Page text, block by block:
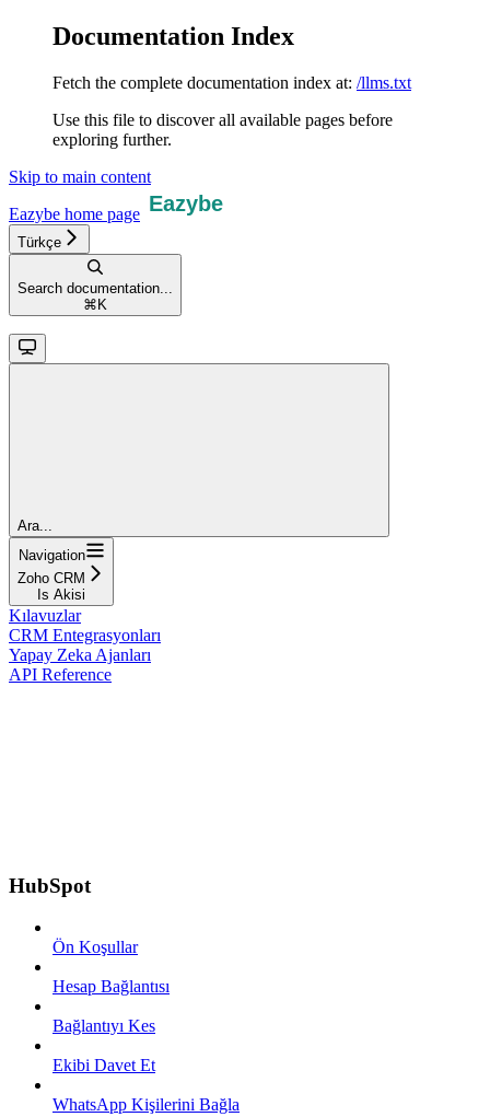
Documentation Index
Fetch the complete documentation index at: /llms.txt
Use this file to discover all available pages before
exploring further.
Skip to main content
Eazybe home page
Türkçe
Search documentation...
⌘ K
Ara...
Navigation
Zoho CRM
Is Akisi
Kılavuzlar
CRM Entegrasyonları
Yapay Zeka Ajanları
API Reference
HubSpot
Ön Koşullar
Hesap Bağlantısı
Bağlantıyı Kes
Ekibi Davet Et
WhatsApp Kişilerini Bağla